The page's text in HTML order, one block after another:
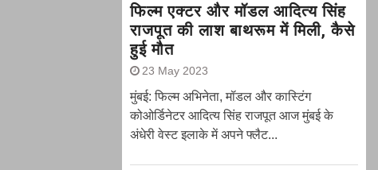
फिल्म एक्टर और मॉडल आदित्य सिंह
राजपूत की लाश बाथरूम में मिली, कैसे
हुई मौत
23 May 2023
मुंबई: फिल्म अभिनेता, मॉडल और कास्टिंग
कोओर्डिनेटर आदित्य सिंह राजपूत आज मुंबई के
अंधेरी वेस्ट इलाके में अपने फ्लैट...